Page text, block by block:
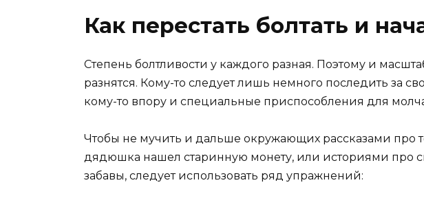
Как перестать болтать и
Степень болтливости у каждого разная. Поэтому и
разнятся. Кому-то следует лишь немного последить за
кому-то впору и специальные приспособления для
Чтобы не мучить и дальше окружающих рассказами про
дядюшка нашел старинную монету, или историями про
забавы, следует использовать ряд упражнений: